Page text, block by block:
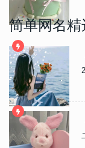
简单网名精